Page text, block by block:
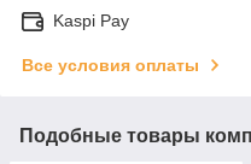
Kaspi Pay
Все условия оплаты
Подобные товары